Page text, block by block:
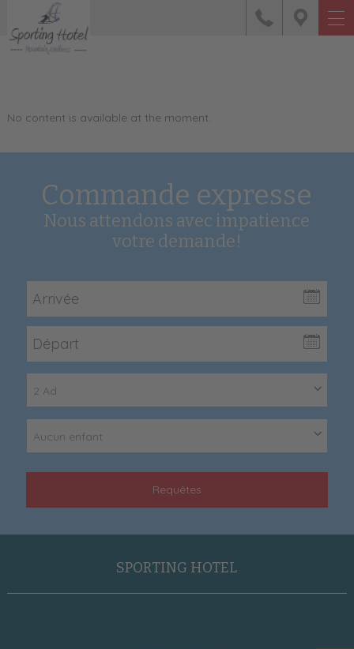
No content is available at the moment.
Commande expresse
Nous attendons avec impatience
votre demande!
2 Ad.
Aucun enfant
Requêtes
SPORTING HOTEL